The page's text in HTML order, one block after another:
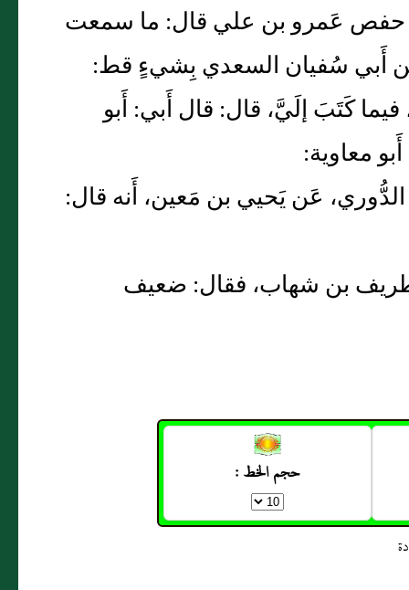
أَبو حفص عَمرو بن علي قال: ما سمعت
أَبي سُفيان السعدي بِشيءٍ قط:
كَتَبَ إلَيَّ، قال: قال أَبي: أَبو
معاوية:
عَن يَحيي بن مَعين، أَنه قال:
طريف بن شهاب، فقال: ضعيف
حجم الخط :